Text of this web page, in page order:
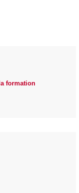
la formation